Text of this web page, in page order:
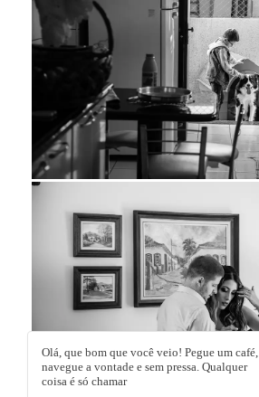
Olá, que bom que você veio! Pegue um café,
navegue a vontade e sem pressa. Qualquer
coisa é só chamar